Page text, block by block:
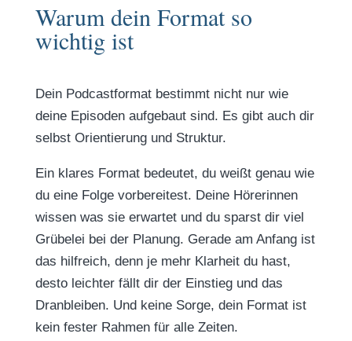
Warum dein Format so
wichtig ist
Dein Podcastformat bestimmt nicht nur wie
deine Episoden aufgebaut sind. Es gibt auch dir
selbst Orientierung und Struktur.
Ein klares Format bedeutet, du weißt genau wie
du eine Folge vorbereitest. Deine Hörerinnen
wissen was sie erwartet und du sparst dir viel
Grübelei bei der Planung. Gerade am Anfang ist
das hilfreich, denn je mehr Klarheit du hast,
desto leichter fällt dir der Einstieg und das
Dranbleiben. Und keine Sorge, dein Format ist
kein fester Rahmen für alle Zeiten.